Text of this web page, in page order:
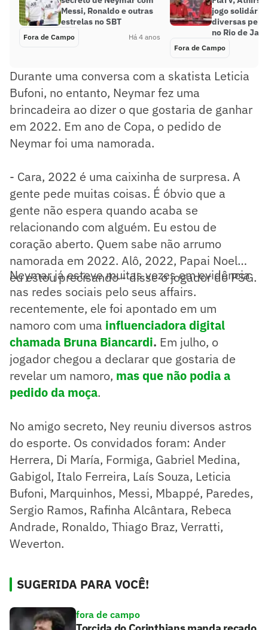
Messi, Ronaldo e outras
estrelas no SBT
Fora de Campo Há 4 anos
jogo solidário
diversas
no Rio de
Fora de Campo
Durante uma conversa com a skatista Leticia
Bufoni, no entanto, Neymar fez uma
brincadeira ao dizer o que gostaria de ganhar
em 2022. Em ano de Copa, o pedido de
Neymar foi uma namorada.
- Cara, 2022 é uma caixinha de surpresa. A
gente pede muitas coisas. É óbvio que a
gente não espera quando acaba se
relacionando com alguém. Eu estou de
coração aberto. Quem sabe não arrumo
namorada em 2022. Alô, 2022, Papai Noel…
eu estou precisando - disse o jogador do PSG.
Neymar já esteve muitas vezes em evidência
nas redes sociais pelo seus affairs.
recentemente, ele foi apontado em um
namoro com uma influenciadora digital
chamada Bruna Biancardi. Em julho, o
jogador chegou a declarar que gostaria de
revelar um namoro, mas que não podia a
pedido da moça.
No amigo secreto, Ney reuniu diversos astros
do esporte. Os convidados foram: Ander
Herrera, Di María, Formiga, Gabriel Medina,
Gabigol, Italo Ferreira, Laís Souza, Leticia
Bufoni, Marquinhos, Messi, Mbappé, Paredes,
Sergio Ramos, Rafinha Alcântara, Rebeca
Andrade, Ronaldo, Thiago Braz, Verratti,
Weverton.
SUGERIDA PARA VOCÊ!
fora de campo